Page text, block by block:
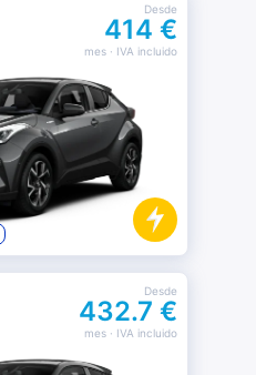
Desde
414 €
mes· IVA incluido
Desde
432.7 €
mes· IVA incluido